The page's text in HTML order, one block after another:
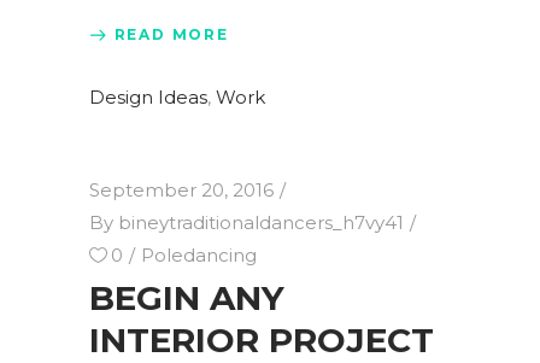
READ MORE
Design Ideas, Work
September 20, 2016
By bineytraditionaldancers_h7vy41
0
Poledancing
BEGIN ANY
INTERIOR PROJECT